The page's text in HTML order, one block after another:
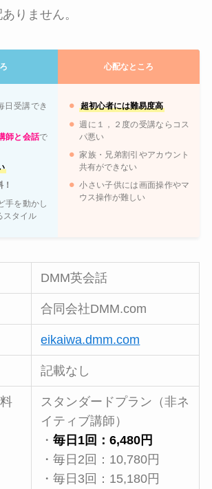
りません。
心配なところ
日受講でき
師と会話で
手を動かし
スタイル
超初心者には難易度高
週に１，２度の受講ならコス
パ悪い
家族・兄弟割引やアカウント
共有ができない
小さい子供には画面操作やマ
ウス操作が難しい
DMM英会話
合同会社DMM.com
eikaiwa.dmm.com
記載なし
スタンダードプラン（非ネ
イティブ講師）
・毎日1回：6,480円
・毎日2回：10,780円
・毎日3回：15,180円